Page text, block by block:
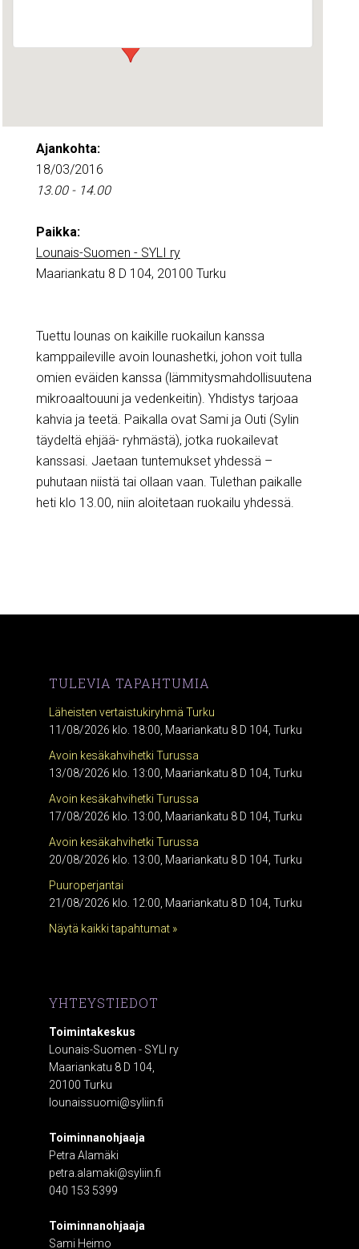
Ajankohta:
18/03/2016
13.00 - 14.00
Paikka:
Lounais-Suomen - SYLI ry
Maariankatu 8 D 104, 20100 Turku
Tuettu lounas on kaikille ruokailun kanssa
kamppaileville avoin lounashetki, johon voit tulla
omien eväiden kanssa (lämmitysmahdollisuutena
mikroaaltouuni ja vedenkeitin). Yhdistys tarjoaa
kahvia ja teetä. Paikalla ovat Sami ja Outi (Sylin
täydeltä ehjää- ryhmästä), jotka ruokailevat
kanssasi. Jaetaan tuntemukset yhdessä –
puhutaan niistä tai ollaan vaan. Tulethan paikalle
heti klo 13.00, niin aloitetaan ruokailu yhdessä.
TULEVIA TAPAHTUMIA
Läheisten vertaistukiryhmä Turku
11/08/2026 klo. 18:00, Maariankatu 8 D 104, Turku
Avoin kesäkahvihetki Turussa
13/08/2026 klo. 13:00, Maariankatu 8 D 104, Turku
Avoin kesäkahvihetki Turussa
17/08/2026 klo. 13:00, Maariankatu 8 D 104, Turku
Avoin kesäkahvihetki Turussa
20/08/2026 klo. 13:00, Maariankatu 8 D 104, Turku
Puuroperjantai
21/08/2026 klo. 12:00, Maariankatu 8 D 104, Turku
Näytä kaikki tapahtumat »
YHTEYSTIEDOT
Toimintakeskus
Lounais-Suomen - SYLI ry
Maariankatu 8 D 104,
20100 Turku
lounaissuomi@syliin.fi
Toiminnanohjaaja
Petra Alamäki
petra.alamaki@syliin.fi
040 153 5399
Toiminnanohjaaja
Sami Heimo